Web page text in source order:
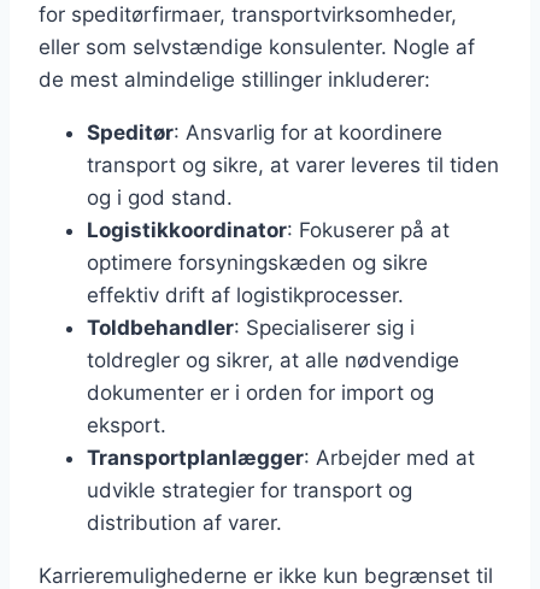
for speditørfirmaer, transportvirksomheder,
eller som selvstændige konsulenter. Nogle af
de mest almindelige stillinger inkluderer:
Speditør: Ansvarlig for at koordinere
transport og sikre, at varer leveres til tiden
og i god stand.
Logistikkoordinator: Fokuserer på at
optimere forsyningskæden og sikre
effektiv drift af logistikprocesser.
Toldbehandler: Specialiserer sig i
toldregler og sikrer, at alle nødvendige
dokumenter er i orden for import og
eksport.
Transportplanlægger: Arbejder med at
udvikle strategier for transport og
distribution af varer.
Karrieremulighederne er ikke kun begrænset til